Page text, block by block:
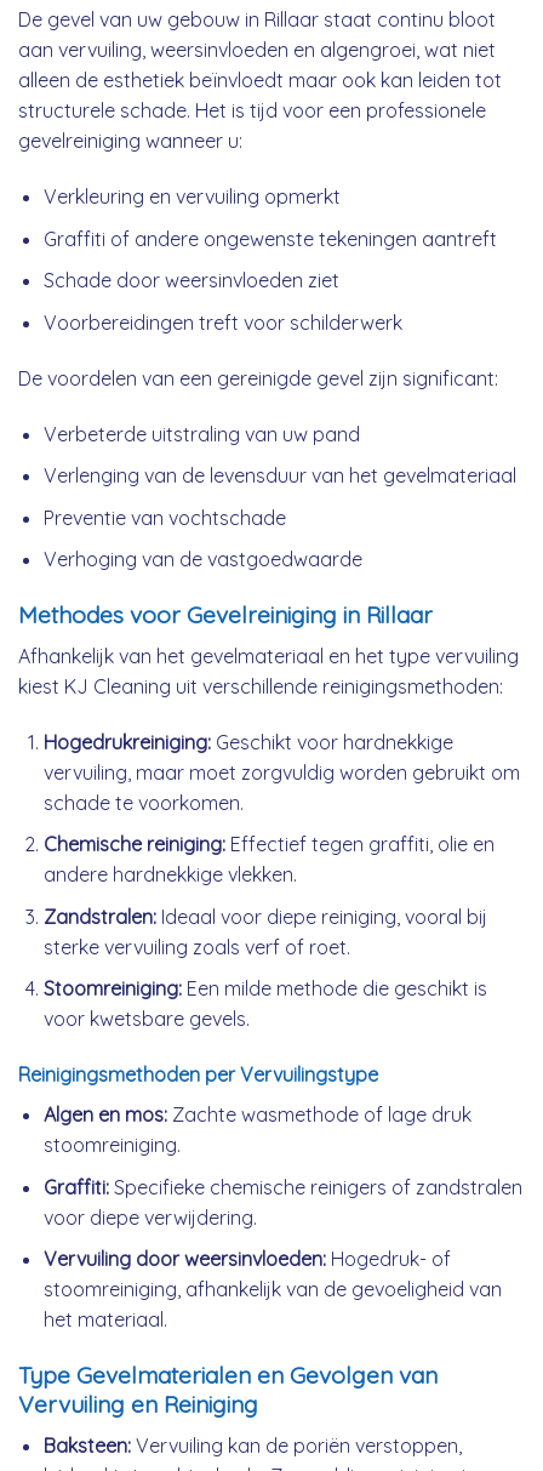
De gevel van uw gebouw in Rillaar staat continu bloot
aan vervuiling, weersinvloeden en algengroei, wat niet
alleen de esthetiek beïnvloedt maar ook kan leiden tot
structurele schade. Het is tijd voor een professionele
gevelreiniging wanneer u:
Verkleuring en vervuiling opmerkt
Graffiti of andere ongewenste tekeningen aantreft
Schade door weersinvloeden ziet
Voorbereidingen treft voor schilderwerk
De voordelen van een gereinigde gevel zijn significant:
Verbeterde uitstraling van uw pand
Verlenging van de levensduur van het gevelmateriaal
Preventie van vochtschade
Verhoging van de vastgoedwaarde
Methodes voor Gevelreiniging in Rillaar
Afhankelijk van het gevelmateriaal en het type vervuiling
kiest KJ Cleaning uit verschillende reinigingsmethoden:
Hogedrukreiniging:Geschikt voor hardnekkige
vervuiling, maar moet zorgvuldig worden gebruikt om
schade te voorkomen.
Chemische reiniging:Effectief tegen graffiti, olie en
andere hardnekkige vlekken.
Zandstralen:Ideaal voor diepe reiniging, vooral bij
sterke vervuiling zoals verf of roet.
Stoomreiniging:Een milde methode die geschikt is
voor kwetsbare gevels.
Reinigingsmethoden per Vervuilingstype
Algen en mos:Zachte wasmethode of lage druk
stoomreiniging.
Graffiti:Specifieke chemische reinigers of zandstralen
voor diepe verwijdering.
Vervuiling door weersinvloeden:Hogedruk- of
stoomreiniging, afhankelijk van de gevoeligheid van
het materiaal.
Type Gevelmaterialen en Gevolgen van
Vervuiling en Reiniging
Baksteen:Vervuiling kan de poriën verstoppen,